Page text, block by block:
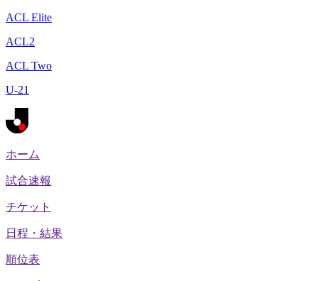
ACL Elite
ACL2
ACL Two
U-21
ホーム
試合速報
チケット
日程・結果
順位表